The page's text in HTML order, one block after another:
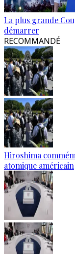
La plus grande
démarrer
RECOMMANDÉ
Hiroshima
atomique américain